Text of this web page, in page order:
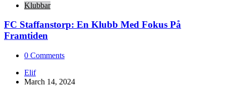
Klubbar
FC Staffanstorp: En Klubb Med Fokus På
Framtiden
0 Comments
Posted
by
Elif
March 14, 2024